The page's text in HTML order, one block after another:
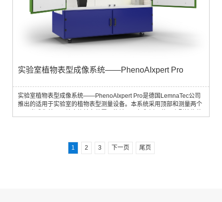
实验室植物表型成像系统——PhenoAIxpert Pro
实验室植物表型成像系统——PhenoAIxpert Pro是德国LemnaTec公司
推出的适用于实验室的植物表型测量设备。本系统采用顶部和测量两个
学、农业科学、植物病理学、病虫害防治研究、遗传育种、突变株筛
1 2 3 下一页 尾页